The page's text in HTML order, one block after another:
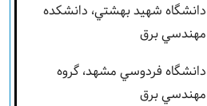
دانشگاه شهيد بهشتي، دانشکده
مهندسي برق
دانشگاه فردوسي مشهد، گروه
مهندسي برق